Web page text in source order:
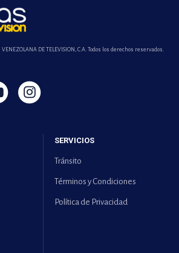
VENEZOLANA DE TELEVISION, C.A. Todos los derechos reservados.
SERVICIOS
Tránsito
Términos y Condiciones
Política de Privacidad